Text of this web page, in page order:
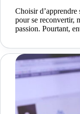
Choisir d’apprendre
pour se reconvertir,
passion. Pourtant,